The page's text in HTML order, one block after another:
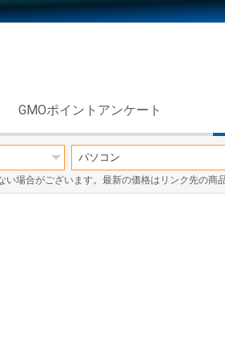
GMOポイントアンケート
場合がございます。最新の価格はリンク先の商